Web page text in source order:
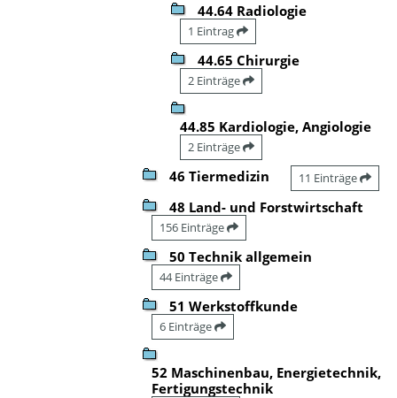
44.64 Radiologie
1 Eintrag
44.65 Chirurgie
2 Einträge
44.85 Kardiologie, Angiologie
2 Einträge
46 Tiermedizin 11 Einträge
48 Land- und Forstwirtschaft
156 Einträge
50 Technik allgemein
44 Einträge
51 Werkstoffkunde
6 Einträge
52 Maschinenbau, Energietechnik,
Fertigungstechnik